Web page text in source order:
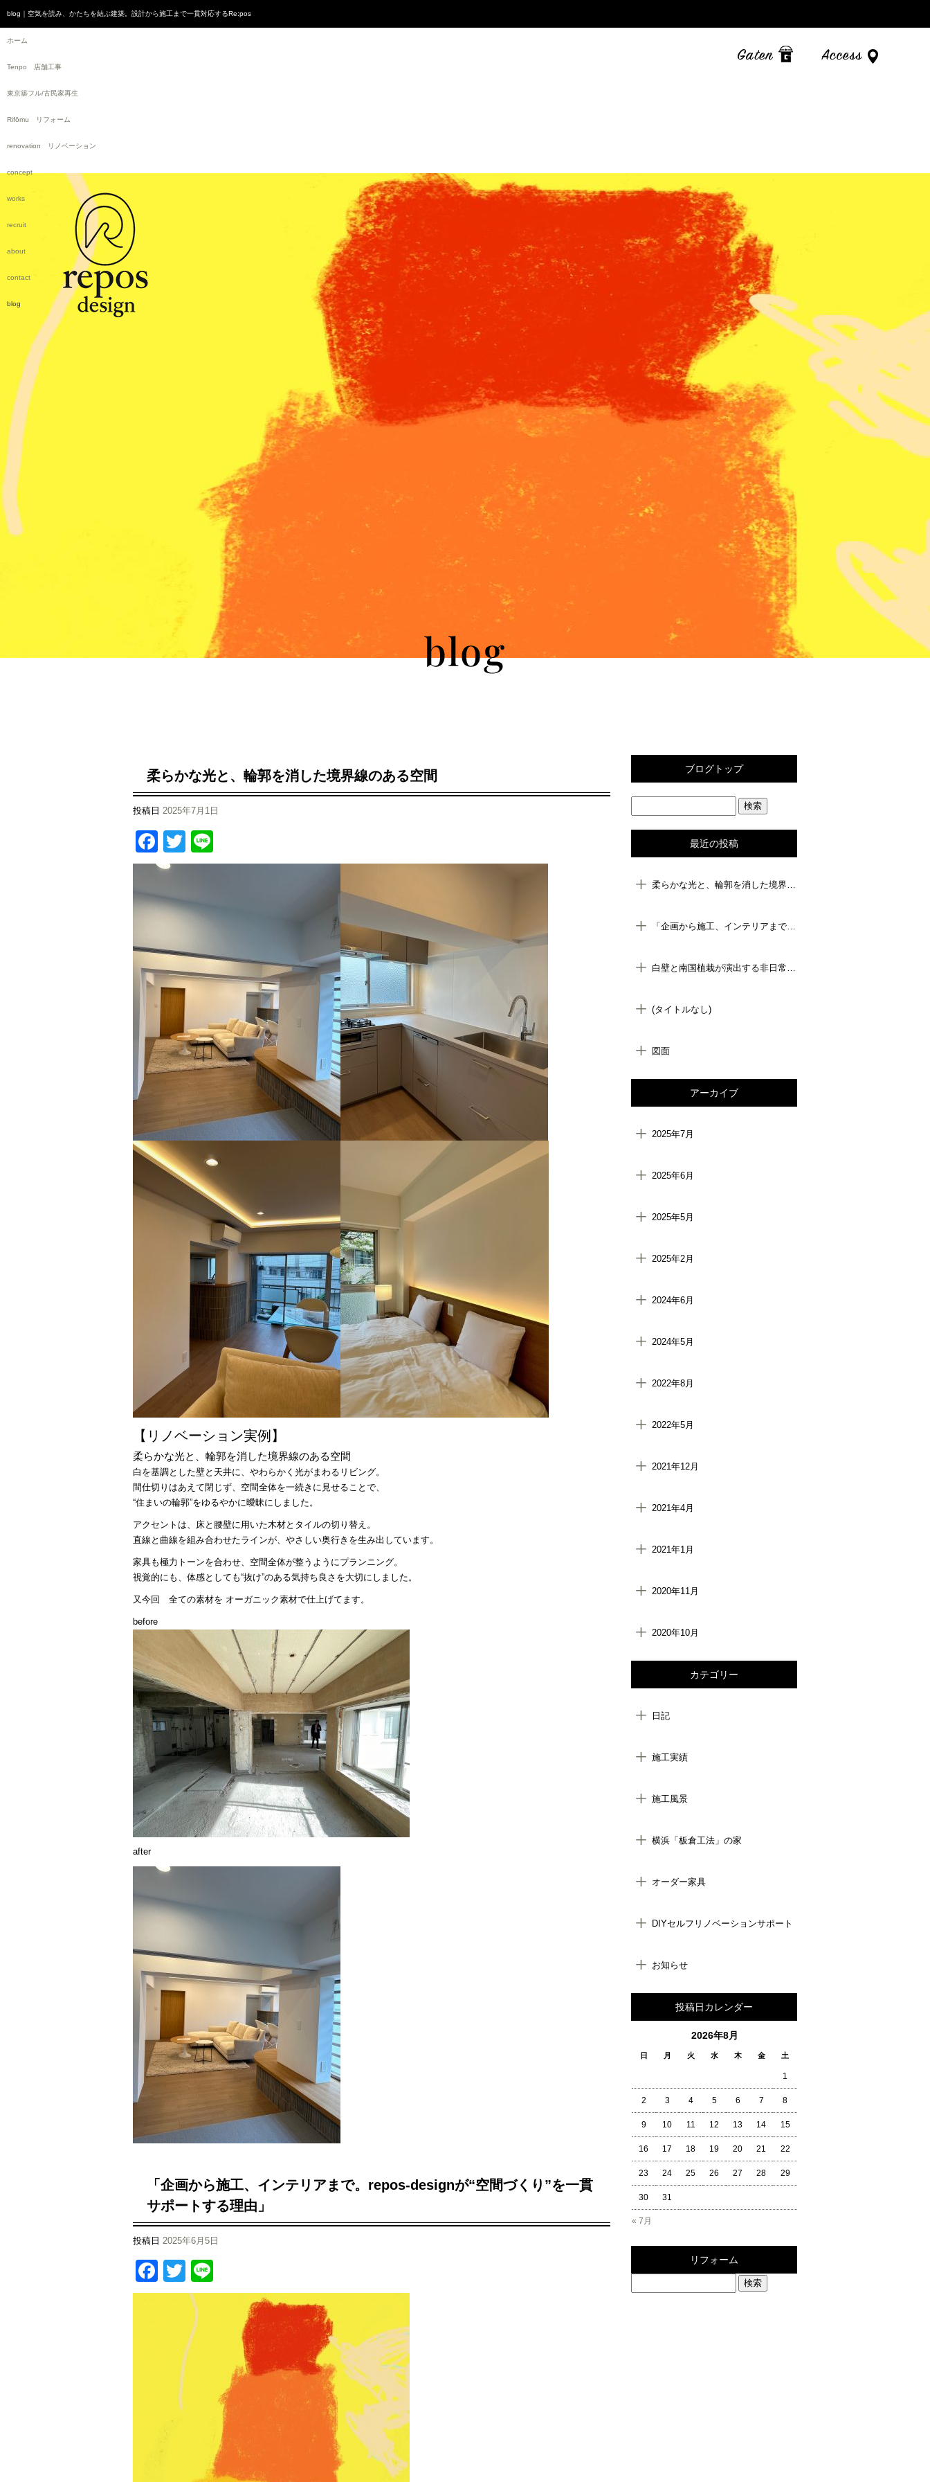
blog｜空気を読み、かたちを結ぶ建築。設計から施工まで一貫対応するRe:pos
ホーム
Tenpo 店舗工事
東京築フル/古民家再生
Rifōmu リフォーム
renovation リノベーション
concept
works
recruit
about
contact
blog
柔らかな光と、輪郭を消した境界線のある空間
投稿日 2025年7月1日
Facebook
Twitter
【リノベーション実例】
柔らかな光と、輪郭を消した境界線のある空間
白を基調とした壁と天井に、やわらかく光がまわるリビング。
間仕切りはあえて閉じず、空間全体を一続きに見せることで、
“住まいの輪郭”をゆるやかに曖昧にしました。
アクセントは、床と腰壁に用いた木材とタイルの切り替え。
直線と曲線を組み合わせたラインが、やさしい奥行きを生み出しています。
家具も極力トーンを合わせ、空間全体が整うようにプランニング。
視覚的にも、体感としても“抜け”のある気持ち良さを大切にしました。
又今回 全ての素材を オーガニック素材で仕上げてます。
before
after
「企画から施工、インテリアまで。repos-designが“空間づくり”を一貫
サポートする理由」
投稿日 2025年6月5日
Facebook
Twitter
ブログトップ
最近の投稿
柔らかな光と、輪郭を消した境界線のある空間
「企画から施工、インテリアまで。repos-designが“空間づくり”を一貫サポートする理由」
白壁と南国植栽が演出する非日常空間｜ウェディングフォトスタジオ外構設計
(タイトルなし)
図面
アーカイブ
2025年7月
2025年6月
2025年5月
2025年2月
2024年6月
2024年5月
2022年8月
2022年5月
2021年12月
2021年4月
2021年1月
2020年11月
2020年10月
カテゴリー
日記
施工実績
施工風景
横浜「板倉工法」の家
オーダー家具
DIYセルフリノベーションサポート
お知らせ
投稿日カレンダー
2026年8月
日 月 火 水 木 金 土
« 7月
1
2 3 4 5 6 7 8
9 10 11 12 13 14 15
16 17 18 19 20 21 22
23 24 25 26 27 28 29
30 31
リフォーム